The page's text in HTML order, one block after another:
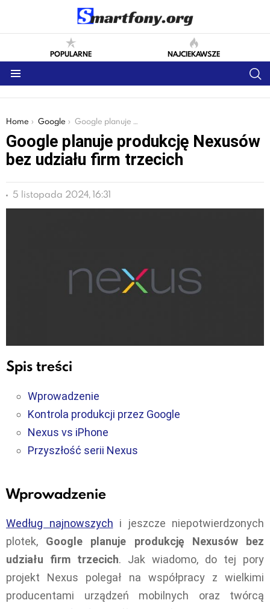
POPULARNE NAJCIEKAWSZE
You are here:
Home Google Google planuje produkcję Nexusów bez udziału firm trzecich
Google planuje produkcję Nexusów
bez udziału firm trzecich
5 listopada 2024, 16:31
Spis treści
Wprowadzenie
Kontrola produkcji przez Google
Nexus vs iPhone
Przyszłość serii Nexus
Wprowadzenie
Według najnowszych i jeszcze niepotwierdzonych
plotek, Google planuje produkcję Nexusów bez
udziału firm trzecich. Jak wiadomo, do tej pory
projekt Nexus polegał na współpracy z wielkimi
producentami urządzeń mobilnych oraz twórcą